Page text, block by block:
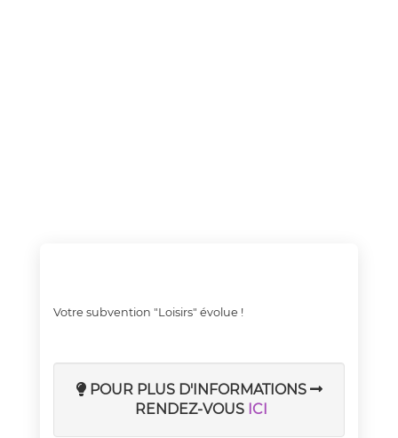
Votre subvention "Loisirs" évolue !
POUR PLUS D'INFORMATIONS 
RENDEZ-VOUS ICI